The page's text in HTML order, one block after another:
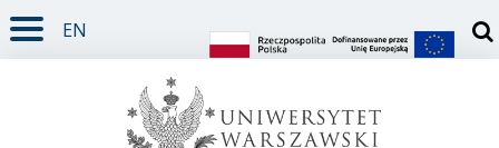
TREŚĆ STRONY
MENU GŁÓWNE
WYSZUKIWARKA
SOCIAL MEDIA
STOPKA STRONY
EN